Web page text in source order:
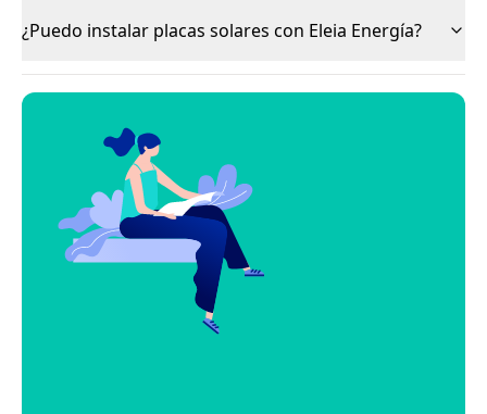
¿Puedo instalar placas solares con Eleia Energía?